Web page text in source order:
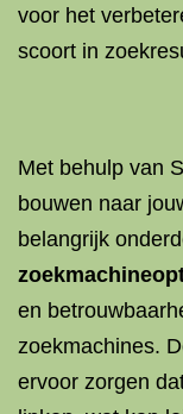
voor het
scoort in
Met behulp van
bouwen naar
belangrijk
en
zoekmachines.
ervoor zorgen